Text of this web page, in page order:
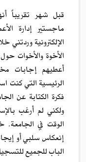
قبل شهر تقريباً
الإلكترونية وردتني
الأخوة والأخوات
أعطيهم إجابات
الرئيسية التي كنت
فكرة الكتابة عن
ولكني لم أرغب
الوقت في
إنعكاس سلبي أو
الباب للجميع